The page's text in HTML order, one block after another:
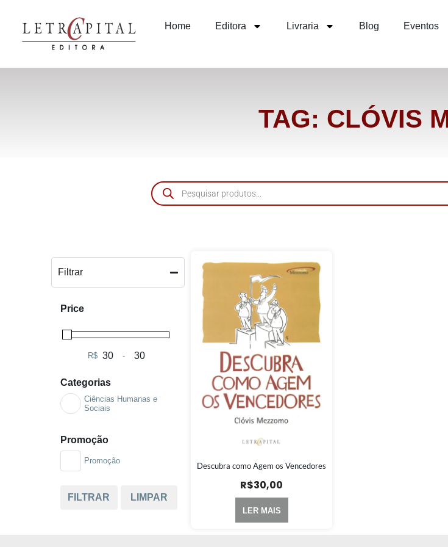
Home Editora Livraria Blog Eventos
TAG: CLÓVIS
Filtrar
Price
R$ Minimum Price
-Maximum Price
Categorias
Ciências Humanas e
Sociais
Promoção
Promoção
FILTRAR LIMPAR
Descubra como Agem os Vencedores
R$30,00
LER MAIS